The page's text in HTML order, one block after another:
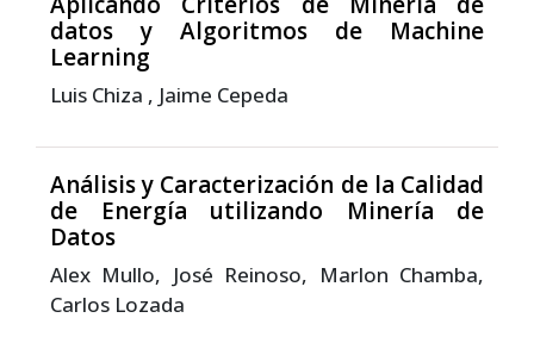
datos y Algoritmos de Machine
Learning
Luis Chiza , Jaime Cepeda
Análisis y Caracterización de la Calidad
de Energía utilizando Minería de
Datos
Alex Mullo, José Reinoso, Marlon Chamba,
Carlos Lozada